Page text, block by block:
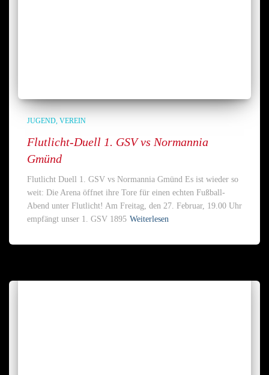
JUGEND VEREIN
Flutlicht-Duell 1. GSV vs Normannia
Gmünd
Flutlicht Duell 1. GSV vs Normannia Gmünd Es ist wieder so
weit: Die Arena öffnet ihre Tore für einen echten Fußball-
Abend unter Flutlicht! Am Freitag, den 27. Februar, 19.00 Uhr
empfängt unser 1. GSV 1895 Weiterlesen